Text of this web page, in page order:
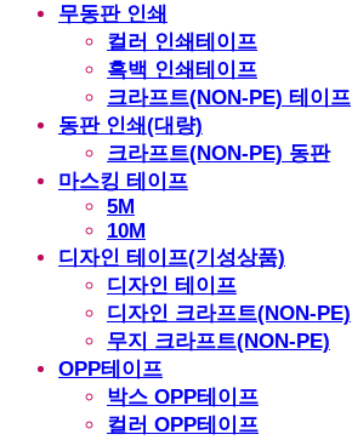
무동판 인쇄
컬러 인쇄테이프
흑백 인쇄테이프
크라프트(NON-PE) 테이프
동판 인쇄(대량)
크라프트(NON-PE) 동판
마스킹 테이프
5M
10M
디자인 테이프(기성상품)
디자인 테이프
디자인 크라프트(NON-PE)
무지 크라프트(NON-PE)
OPP테이프
박스 OPP테이프
컬러 OPP테이프